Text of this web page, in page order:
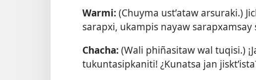
Warmi:(Chuyma ustʼataw arsuraki.)
sarapxi, ukampis nayaw sarapxamsay
Chacha:(Wali phiñasitaw wal tuqisi.)
tukuntasipkaniti! ¿Kunatsa jan